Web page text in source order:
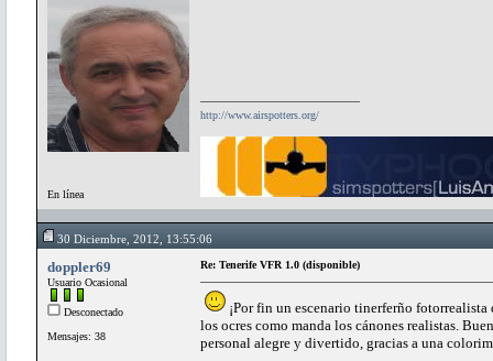
En línea
http://www.airspotters.org/
30 Diciembre, 2012, 13:55:06
doppler69
Usuario Ocasional
Desconectado
Mensajes: 38
Re: Tenerife VFR 1.0 (disponible)
¡Por fin un escenario tinerferño
los ocres como manda los cánones realistas.
personal alegre y divertido, gracias a una